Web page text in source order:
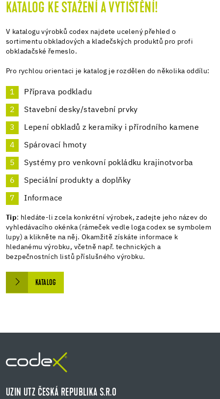
KATALOG KE STAŽENÍ A VYTIŠTĚNÍ!
V katalogu výrobků codex najdete ucelený přehled o
sortimentu obkladových a kladečských produktů pro profi
obkladačské řemeslo.
Pro rychlou orientaci je katalog je rozdělen do několika oddílu:
Příprava podkladu
Stavební desky/stavební prvky
Lepení obkladů z keramiky i přírodního kamene
Spárovací hmoty
Systémy pro venkovní pokládku krajinotvorba
Speciální produkty a doplňky
Informace
Tip: hledáte-li zcela konkrétní výrobek, zadejte jeho název do
vyhledávacího okénka (rámeček vedle loga codex se symbolem
lupy) a klikněte na něj. Okamžitě získáte informace k
hledanému výrobku, včetně např. technických a
bezpečnostních listů příslušného výrobku.
KATALOG
UZIN UTZ ČESKÁ REPUBLIKA S.R.O